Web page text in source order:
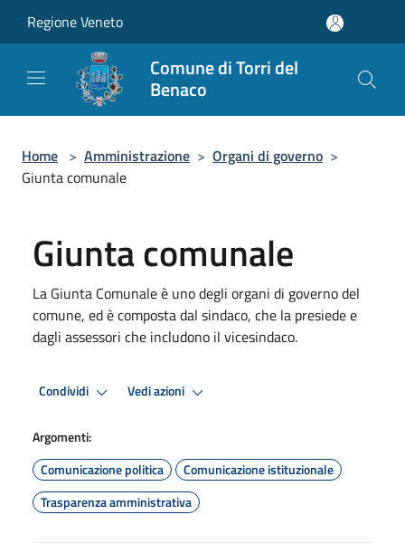
Regione Veneto
Comune di Torri del
Benaco
Home > Amministrazione > Organi di governo >
Giunta comunale
Giunta comunale
La Giunta Comunale è uno degli organi di governo del
comune, ed è composta dal sindaco, che la presiede e
dagli assessori che includono il vicesindaco.
Condividi Vedi azioni
Argomenti:
Comunicazione politica
Comunicazione istituzionale
Trasparenza amministrativa